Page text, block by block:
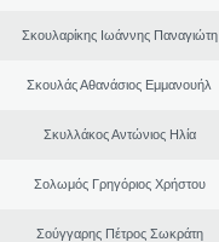
Σκουλαρίκης Ιωάννης Παναγιώτη
Σκουλάς Αθανάσιος Εμμανουήλ
Σκυλλάκος Αντώνιος Ηλία
Σολωμός Γρηγόριος Χρήστου
Σούγγαρης Πέτρος Σωκράτη